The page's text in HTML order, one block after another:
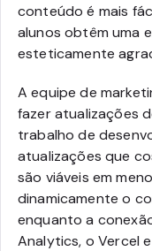
conteúdo é mais
alunos obtêm uma
esteticamente
A equipe de
fazer atualizações
trabalho de
atualizações que
são viáveis em
dinamicamente o
enquanto a
Analytics, o Vercel